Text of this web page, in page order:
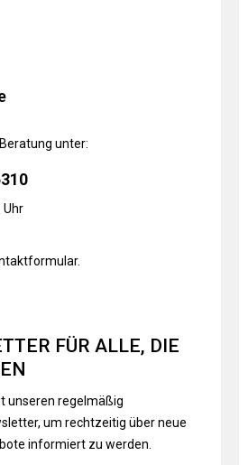
unter:
Uhr
.
FÜR ALLE, DIE
unseren regelmäßig
um rechtzeitig über neue
informiert zu werden.